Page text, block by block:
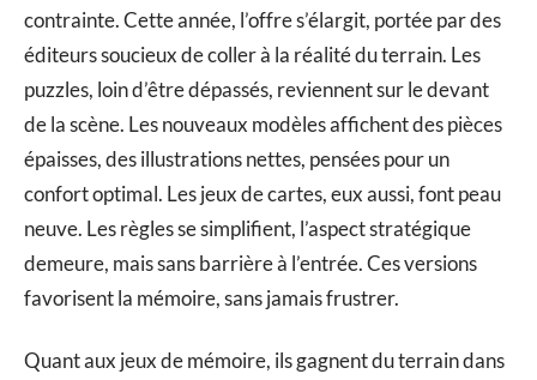
contrainte. Cette année, l’offre s’élargit, portée par des
éditeurs soucieux de coller à la réalité du terrain. Les
puzzles, loin d’être dépassés, reviennent sur le devant
de la scène. Les nouveaux modèles affichent des pièces
épaisses, des illustrations nettes, pensées pour un
confort optimal. Les jeux de cartes, eux aussi, font peau
neuve. Les règles se simplifient, l’aspect stratégique
demeure, mais sans barrière à l’entrée. Ces versions
favorisent la mémoire, sans jamais frustrer.
Quant aux jeux de mémoire, ils gagnent du terrain dans